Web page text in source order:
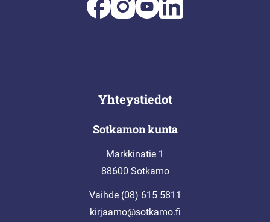
Yhteystiedot
Sotkamon kunta
Markkinatie 1
88600 Sotkamo
Vaihde (08) 615 5811
kirjaamo@sotkamo.fi